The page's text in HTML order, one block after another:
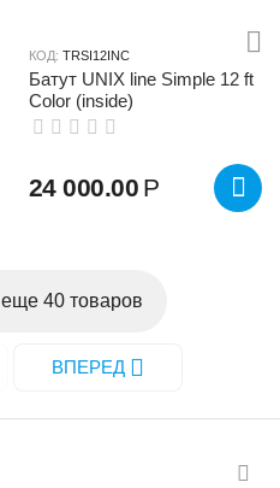
КОД: TRSI12INC
Батут UNIX line Simple 12 ft
Color (inside)
24 000.00 Р
еще 40 товаров
ВПЕРЕД